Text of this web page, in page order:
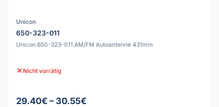
Unicon
650-323-011
Unicon 650-323-011 AM/FM Autoantenne 431mm
Nicht vorrätig
29.40€ – 30.55€